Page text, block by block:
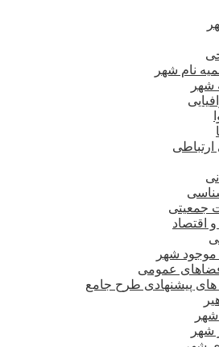
نام شهر
شهر
ارتباطی
جمعیتی
اقتصاد
شهر
عمومی
های پیشنهادی طرح جامع
شهر